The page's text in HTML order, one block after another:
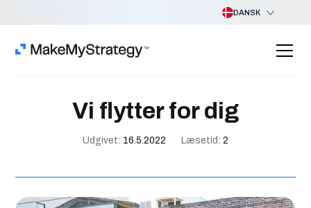
DANSK
Vi flytter for dig
Udgivet: 16.5.2022 Læsetid: 2